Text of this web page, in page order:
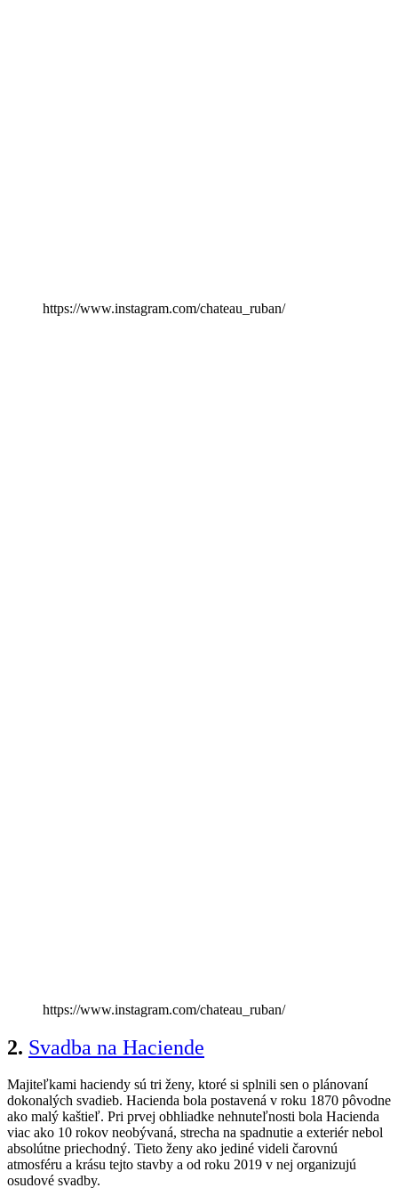
https://www.instagram.com/chateau_ruban/
https://www.instagram.com/chateau_ruban/
2. Svadba na Haciende
Majiteľkami haciendy sú tri ženy, ktoré si splnili sen o plánovaní
dokonalých svadieb. Hacienda bola postavená v roku 1870 pôvodne
ako malý kaštieľ. Pri prvej obhliadke nehnuteľnosti bola Hacienda
viac ako 10 rokov neobývaná, strecha na spadnutie a exteriér nebol
absolútne priechodný. Tieto ženy ako jediné videli čarovnú
atmosféru a krásu tejto stavby a od roku 2019 v nej organizujú
osudové svadby.